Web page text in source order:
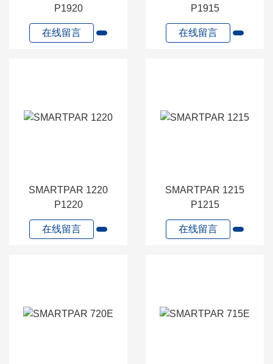
P1920
在线留言
P1915
在线留言
SMARTPAR 1220
P1220
在线留言
SMARTPAR 1215
P1215
在线留言